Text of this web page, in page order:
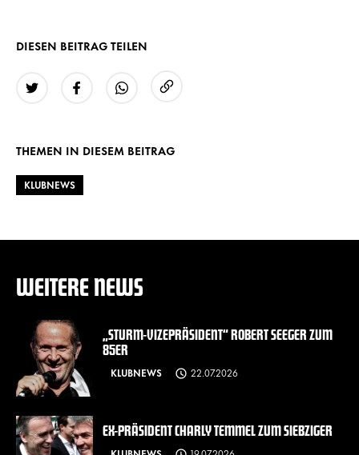
DIESEN BEITRAG TEILEN
THEMEN IN DIESEM BEITRAG
KLUBNEWS
WEITERE NEWS
„STURM-VIZEPRÄSIDENT“ ROBERT SEEGER ZUM
85ER
KLUBNEWS 22.07.2026
EX-PRÄSIDENT CHARLY TEMMEL ZUM SIEBZIGER